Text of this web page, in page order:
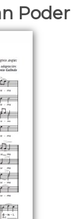
Poder